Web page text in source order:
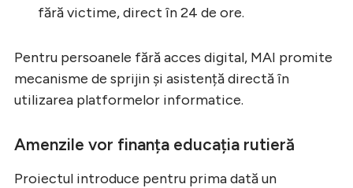
fără victime, direct în 24 de ore.
Pentru persoanele fără acces digital, MAI promite
mecanisme de sprijin și asistență directă în
utilizarea platformelor informatice.
Amenzile vor finanța educația rutieră
Proiectul introduce pentru prima dată un